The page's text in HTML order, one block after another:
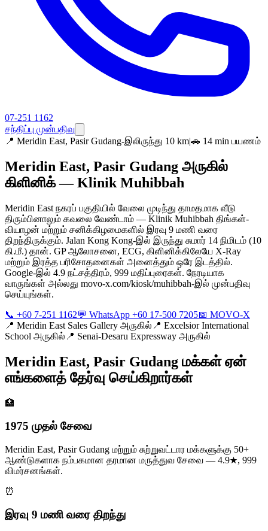
07-251 1162
சந்திப்பு முன்பதிவு
📍 Meridin East, Pasir Gudang-இலிருந்து 10 km|🚗 14 min பயணம்
Meridin East, Pasir Gudang அருகில்
கிளினிக் — Klinik Muhibbah
Meridin East நகரப் பகுதியில் வேலை முடிந்து தாமதமாக வீடு
திரும்பினாலும் கவலை வேண்டாம் — Klinik Muhibbah திங்கள்-
வியாழன் மற்றும் சனிக்கிழமைகளில் இரவு 9 மணி வரை
திறந்திருக்கும். Jalan Kong Kong-இல் இருந்து சுமார் 14 நிமிடம் (10
கி.மீ.) தான். GP ஆலோசனை, ECG, கிளினிக்கிலேயே X-Ray
மற்றும் இரத்த பரிசோதனைகள் அனைத்தும் ஒரே இடத்தில்.
Google-இல் 4.9 நட்சத்திரம், 999 மதிப்புரைகள். நேரடியாக
வாருங்கள் அல்லது movo-x.com/kiosk/muhibbah-இல் முன்பதிவு
செய்யுங்கள்.
📞 +60 7-251 1162💬 WhatsApp +60 17-500 7205📅 MOVO-X
📍 Meridin East Sales Gallery அருகில் 📍 Excelsior International
School அருகில் 📍 Senai-Desaru Expressway அருகில்
Meridin East, Pasir Gudang மக்கள் ஏன்
எங்களைத் தேர்வு செய்கிறார்கள்
🏥
1975 முதல் சேவை
Meridin East, Pasir Gudang மற்றும் சுற்றுவட்டார மக்களுக்கு 50+
ஆண்டுகளாக நம்பகமான தரமான மருத்துவ சேவை — 4.9★, 999
விமர்சனங்கள்.
⏰
இரவு 9 மணி வரை திறந்து